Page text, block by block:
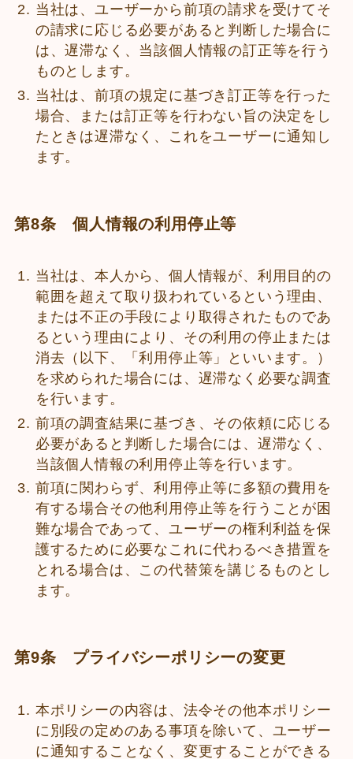
当社は、ユーザーから前項の請求を受けてそ
の請求に応じる必要があると判断した場合に
は、遅滞なく、当該個人情報の訂正等を行う
ものとします。
当社は、前項の規定に基づき訂正等を行った
場合、または訂正等を行わない旨の決定をし
たときは遅滞なく、これをユーザーに通知し
ます。
第8条 個人情報の利用停止等
当社は、本人から、個人情報が、利用目的の
範囲を超えて取り扱われているという理由、
または不正の手段により取得されたものであ
るという理由により、その利用の停止または
消去（以下、「利用停止等」といいます。）
を求められた場合には、遅滞なく必要な調査
を行います。
前項の調査結果に基づき、その依頼に応じる
必要があると判断した場合には、遅滞なく、
当該個人情報の利用停止等を行います。
前項に関わらず、利用停止等に多額の費用を
有する場合その他利用停止等を行うことが困
難な場合であって、ユーザーの権利利益を保
護するために必要なこれに代わるべき措置を
とれる場合は、この代替策を講じるものとし
ます。
第9条 プライバシーポリシーの変更
本ポリシーの内容は、法令その他本ポリシー
に別段の定めのある事項を除いて、ユーザー
に通知することなく、変更することができる